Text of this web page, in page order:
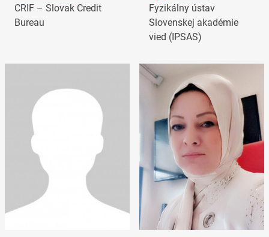
CRIF – Slovak Credit
Bureau
Fyzikálny ústav
Slovenskej akadémie
vied (IPSAS)